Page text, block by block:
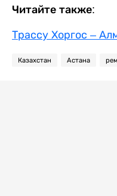
Читайте также:
Трассу Хоргос –
Казахстан Астана